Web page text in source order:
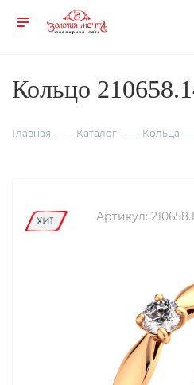
Кольцо
Главная Каталог Кольца
Артикул: